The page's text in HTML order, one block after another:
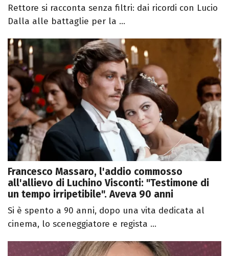
Rettore si racconta senza filtri: dai ricordi con Lucio
Dalla alle battaglie per la ...
Francesco Massaro, l'addio commosso
all'allievo di Luchino Visconti: "Testimone di
un tempo irripetibile". Aveva 90 anni
Si è spento a 90 anni, dopo una vita dedicata al
cinema, lo sceneggiatore e regista ...